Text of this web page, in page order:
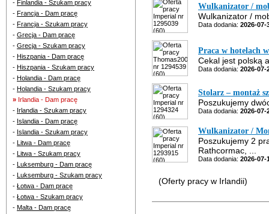
Wulkanizator /
Wulkanizator /
Data dodania: 2026-07-
Praca w hotelach
Cekal jest polską
Data dodania: 2026-07-
Stolarz – montaż
Poszukujemy
Data dodania: 2026-07-
Wulkanizator /
Poszukujemy 2
Rathcormac, ...
Data dodania: 2026-07-
(Oferty pracy w Irlandii)
- Finlandia - Szukam pracy
- Francja - Dam pracę
- Francja - Szukam pracy
- Grecja - Dam pracę
- Grecja - Szukam pracy
- Hiszpania - Dam pracę
- Hiszpania - Szukam pracy
- Holandia - Dam pracę
- Holandia - Szukam pracy
» Irlandia - Dam pracę
- Irlandia - Szukam pracy
- Islandia - Dam pracę
- Islandia - Szukam pracy
- Litwa - Dam pracę
- Litwa - Szukam pracy
- Luksemburg - Dam pracę
- Luksemburg - Szukam pracy
- Łotwa - Dam pracę
- Łotwa - Szukam pracy
- Malta - Dam pracę